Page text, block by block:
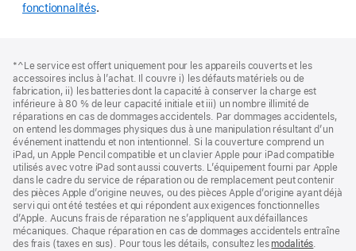
fonctionnalités.
de
page
de
bas
de
page
*^Le service est offert uniquement pour les appareils couverts et les
accessoires inclus à l’achat. Il couvre i) les défauts matériels ou de
fabrication, ii) les batteries dont la capacité à conserver la charge est
inférieure à 80 % de leur capacité initiale et iii) un nombre illimité de
réparations en cas de dommages accidentels. Par dommages accidentels,
on entend les dommages physiques dus à une manipulation résultant d’un
événement inattendu et non intentionnel. Si la couverture comprend un
iPad, un Apple Pencil compatible et un clavier Apple pour iPad compatible
utilisés avec votre iPad sont aussi couverts. L’équipement fourni par Apple
dans le cadre du service de réparation ou de remplacement peut contenir
des pièces Apple d’origine neuves, ou des pièces Apple d’origine ayant déjà
servi qui ont été testées et qui répondent aux exigences fonctionnelles
d’Apple. Aucuns frais de réparation ne s’appliquent aux défaillances
mécaniques. Chaque réparation en cas de dommages accidentels entraîne
des frais (taxes en sus). Pour tous les détails, consultez les modalités